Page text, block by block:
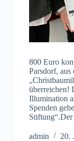
800 Euro
Parsdorf, aus
überreichen!
Illumination
Spenden
admin 20.